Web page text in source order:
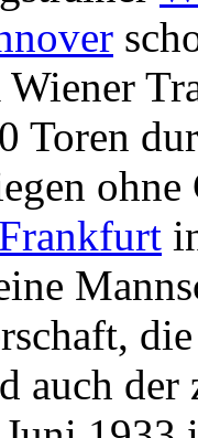
Toren
auch